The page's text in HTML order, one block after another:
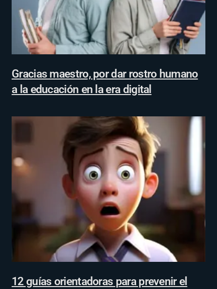
Gracias maestro, por dar rostro humano
a la educación en la era digital
12 guías orientadoras para prevenir el